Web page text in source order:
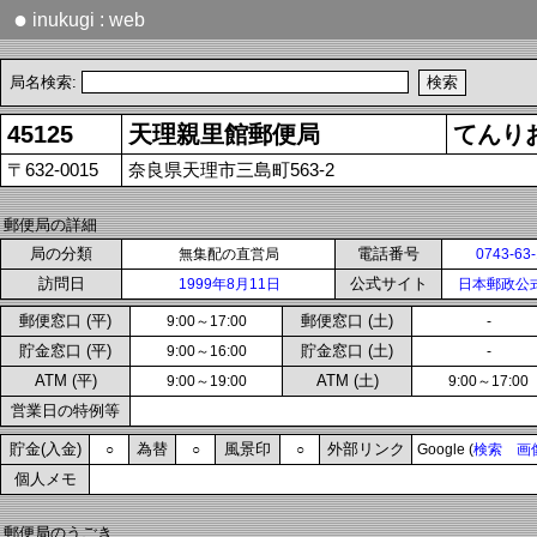
● inukugi : web
局名検索:
45125 天理親里館郵便局 てんり
〒632-0015 奈良県天理市三島町563-2
郵便局の詳細
局の分類
無集配の直営局 電話番号 0743-
訪問日 1999年8月11日 公式サイト 日本郵政公
郵便窓口 (平) 9:00～17:00 郵便窓口 (土) -
貯金窓口 (平) 9:00～16:00 貯金窓口 (土) -
ATM (平) 9:00～19:00 ATM (土) 9:00～17:00
営業日の特例等
貯金(入金) ○ 為替 ○ 風景印 ○ 外部リンク Google (検索 画
個人メモ
郵便局のうごき